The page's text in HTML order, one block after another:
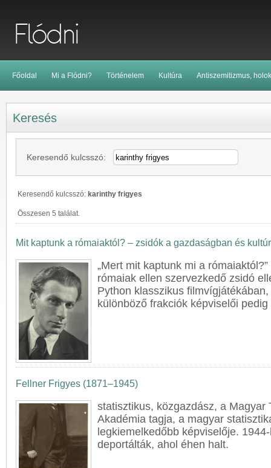
Főoldal Mi a Flódni? Történelem Kultúra Antiszemitizmus,
Keresés
Keresendő kulcsszó:
Keresendő kulcsszó: karinthy frigyes
Összesen 5 találat.
Mit kaptunk a rómaiaktól? – zsidók a gazdaságban és
„Mert mit kaptunk mi a
rómaiak ellen szervezkedő zsidó
Python klasszikus
különböző frakciók képviselői
Fellner Frigyes (1871–1945)
statisztikus, közgazdász, a Magyar
Akadémia tagja, a magyar
legkiemelkedőbb képviselője.
deportálták, ahol éhen halt.